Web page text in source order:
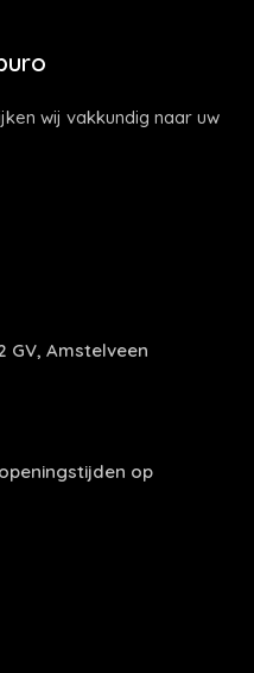
wij vakkundig naar uw
GV, Amstelveen
op